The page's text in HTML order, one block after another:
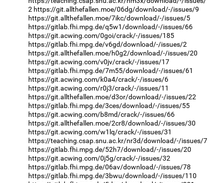
2 https://git.allthefallen.moe/06dg/download/-/issues/9
https://git.allthefallen.moe/7ikc/download/-/issues/5
https://gitlab.fhi.mpg.de/q5w1/download/-/issues/66
https://git.acwing.com/0goi/crack/-/issues/185
https://gitlab.fhi.mpg.de/v6gd/download/-/issues/2
https://git.allthefallen.moe/h0g2/download/-/issues/20
https://git.acwing.com/v0jv/crack/-/issues/17
https://gitlab.fhi.mpg.de/7m55/download/-/issues/61
https://git.acwing.com/k0a4/crack/-/issues/6
https://git.acwing.com/r0j3/crack/-/issues/11
https://git.allthefallen.moe/d3or/download/-/issues/22
https://gitlab.fhi.mpg.de/3ces/download/-/issues/55
https://git.acwing.com/b8md/crack/-/issues/66
https://git.allthefallen.moe/2cr8/download/-/issues/30
https://git.acwing.com/w1lq/crack/-/issues/31
https://teaching.csap.snu.ac.kr/nr3d/download/-/issues/7
https://gitlab.fhi.mpg.de/52h7/download/-/issues/20
https://git.acwing.com/0j5g/crack/-/issues/32
https://gitlab.fhi.mpg.de/06av/download/-/issues/78
https://gitlab.fhi.mpg.de/3bwu/download/-/issues/110